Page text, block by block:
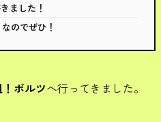
ました！
のでぜひ！
ボルツへ行ってきました。